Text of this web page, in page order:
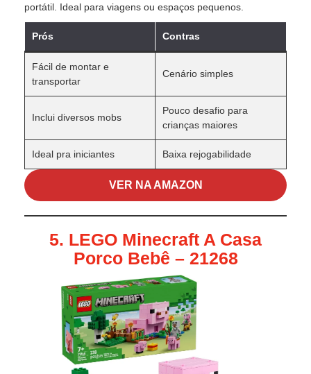
portátil. Ideal para viagens ou espaços pequenos.
Prós Contras
Fácil de montar e
transportar
Cenário simples
Inclui diversos mobs
Pouco desafio para
crianças maiores
Ideal pra iniciantes Baixa rejogabilidade
VER NA AMAZON
5. LEGO Minecraft A Casa
Porco Bebê – 21268